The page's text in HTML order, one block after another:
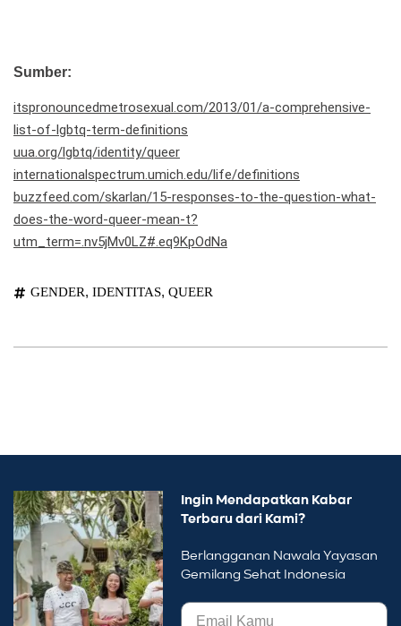
Sumber:
itspronouncedmetrosexual.com/2013/01/a-comprehensive-
list-of-lgbtq-term-definitions
uua.org/lgbtq/identity/queer
internationalspectrum.umich.edu/life/definitions
buzzfeed.com/skarlan/15-responses-to-the-question-what-
does-the-word-queer-mean-t?
utm_term=.nv5jMv0LZ#.eq9KpOdNa
GENDER, IDENTITAS, QUEER
Ingin Mendapatkan Kabar
Terbaru dari Kami?
Berlangganan Nawala Yayasan
Gemilang Sehat Indonesia